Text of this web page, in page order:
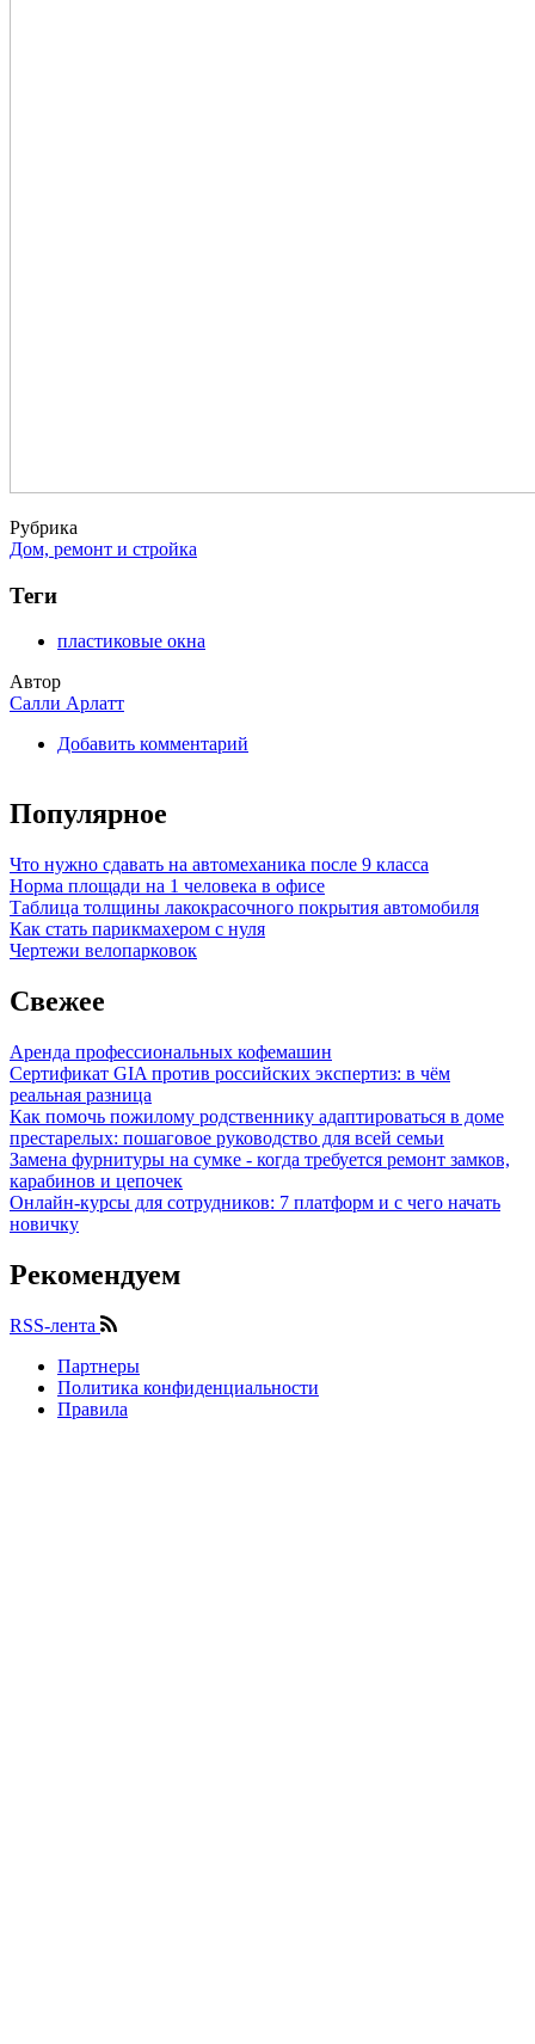
Рубрика
Дом, ремонт и стройка
Теги
пластиковые окна
Автор
Салли Арлатт
Добавить комментарий
Популярное
Что нужно сдавать на автомеханика после 9 класса
Норма площади на 1 человека в офисе
Таблица толщины лакокрасочного покрытия автомобиля
Как стать парикмахером с нуля
Чертежи велопарковок
Свежее
Аренда профессиональных кофемашин
Сертификат GIA против российских экспертиз: в чём
реальная разница
Как помочь пожилому родственнику адаптироваться в доме
престарелых: пошаговое руководство для всей семьи
Замена фурнитуры на сумке - когда требуется ремонт замков,
карабинов и цепочек
Онлайн-курсы для сотрудников: 7 платформ и с чего начать
новичку
Рекомендуем
RSS-лента
Информация
Партнеры
Политика конфиденциальности
Правила